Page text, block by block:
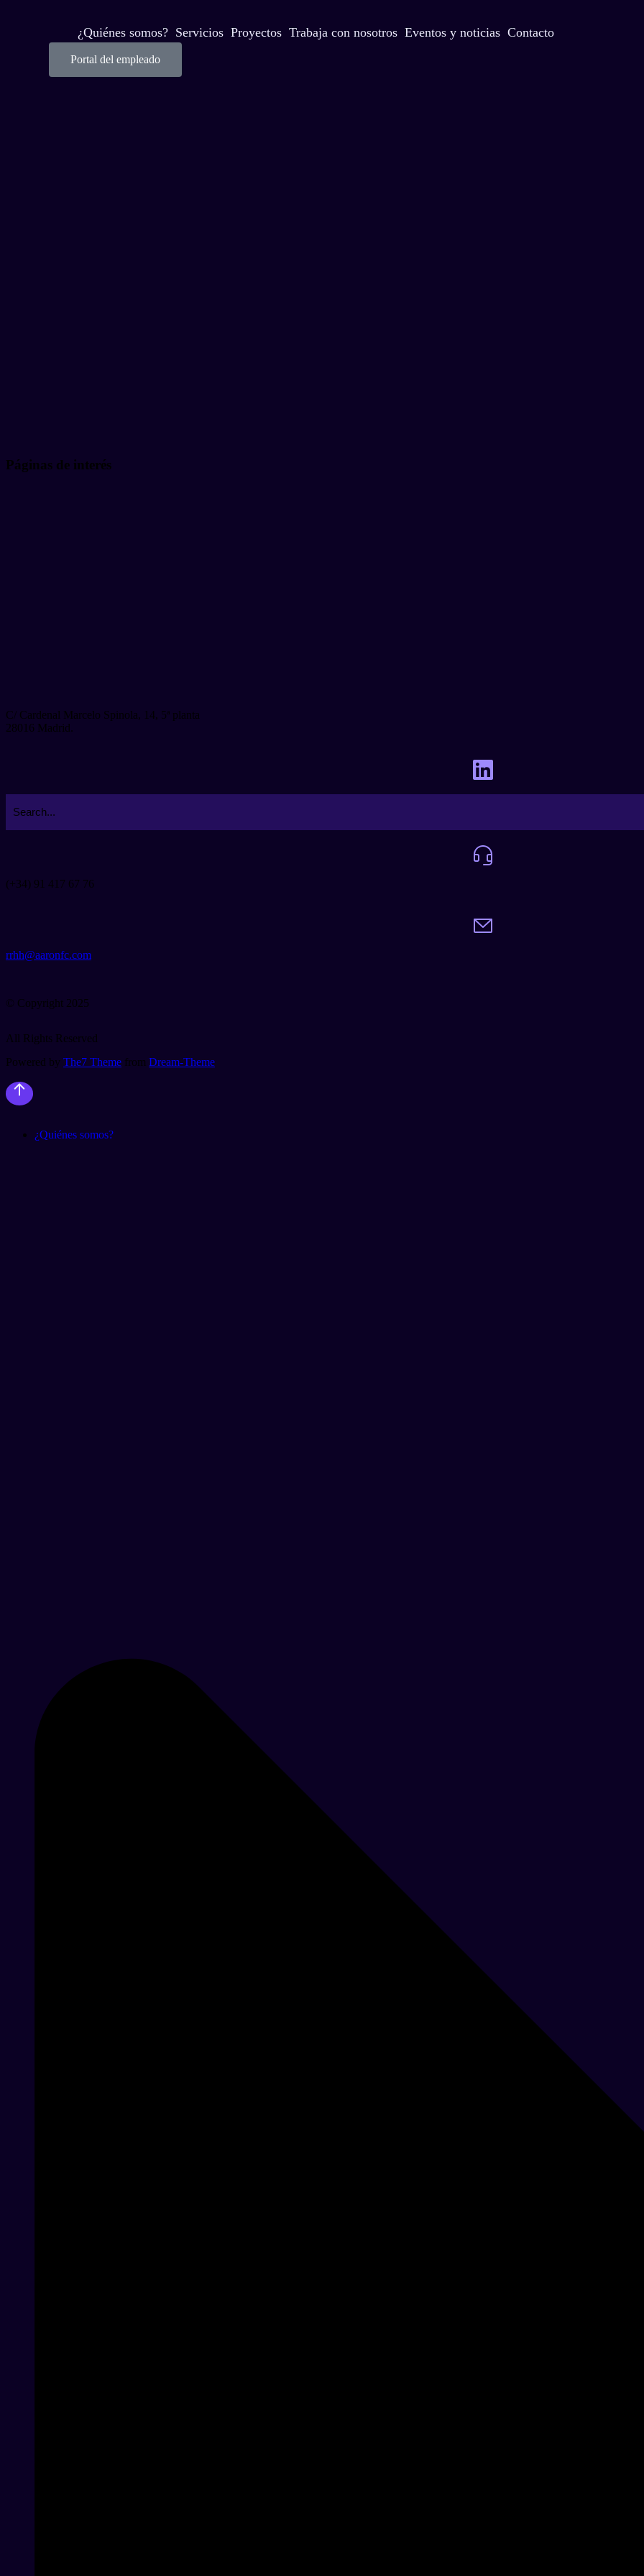
¿Quiénes somos? Servicios Proyectos Trabaja con nosotros Eventos y noticias Contacto
Portal del empleado
Páginas de interés
C/ Cardenal Marcelo Spinola, 14, 5ª planta
28016 Madrid.
(+34) 91 417 67 76
rrhh@aaronfc.com
© Copyright 2025
All Rights Reserved
Powered by The7 Theme from Dream-Theme
¿Quiénes somos?